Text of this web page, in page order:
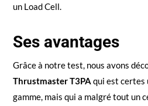
un Load Cell.
Ses avantages
Grâce à notre test, nous avons
Thrustmaster T3PA qui est certes
gamme, mais qui a malgré tout un